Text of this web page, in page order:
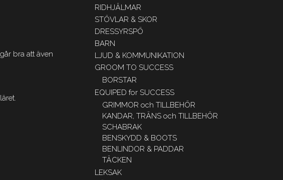
bra att även
RIDHJÄLMAR
STÖVLAR & SKOR
DRESSYRSPÖ
BARN
LJUD & KOMMUNIKATION
GROOM TO SUCCESS
BORSTAR
EQUIPED for SUCCESS
GRIMMOR och TILLBEHÖR
KANDAR, TRÄNS och TILLBEHÖR
SCHABRAK
BENSKYDD & BOOTS
BENLINDOR & PADDAR
TÄCKEN
LEKSAK